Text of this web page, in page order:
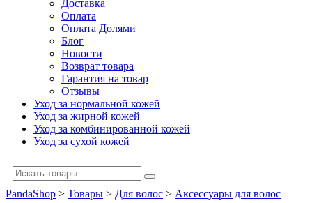
Доставка
Оплата
Оплата Долями
Блог
Новости
Возврат товара
Гарантия на товар
Отзывы
Уход за нормальной кожей
Уход за жирной кожей
Уход за комбинированной кожей
Уход за сухой кожей
PandaShop > Товары > Для волос > Аксессуары для волос